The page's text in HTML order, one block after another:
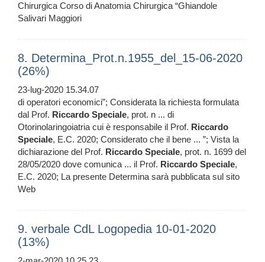
Chirurgica Corso di Anatomia Chirurgica “Ghiandole
Salivari Maggiori
8. Determina_Prot.n.1955_del_15-06-2020
(26%)
23-lug-2020 15.34.07
di operatori economici”; Considerata la richiesta formulata
dal Prof. Riccardo Speciale, prot. n ... di
Otorinolaringoiatria cui è responsabile il Prof. Riccardo
Speciale, E.C. 2020; Considerato che il bene ... ”; Vista la
dichiarazione del Prof. Riccardo Speciale, prot. n. 1699 del
28/05/2020 dove comunica ... il Prof. Riccardo Speciale,
E.C. 2020; La presente Determina sarà pubblicata sul sito
Web
9. verbale CdL Logopedia 10-01-2020
(13%)